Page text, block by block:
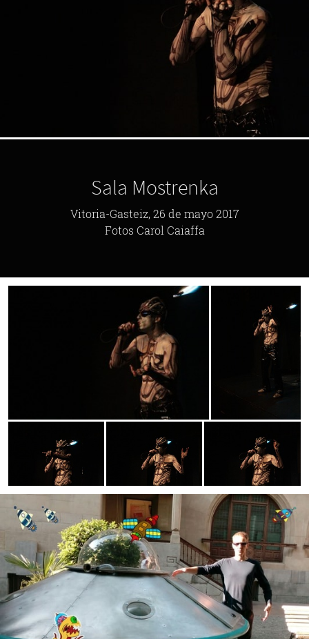
Sala Mostrenka
Vitoria-Gasteiz, 26 de mayo 2017
Fotos Carol Caiaffa